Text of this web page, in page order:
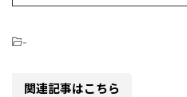
-
関連記事はこちら